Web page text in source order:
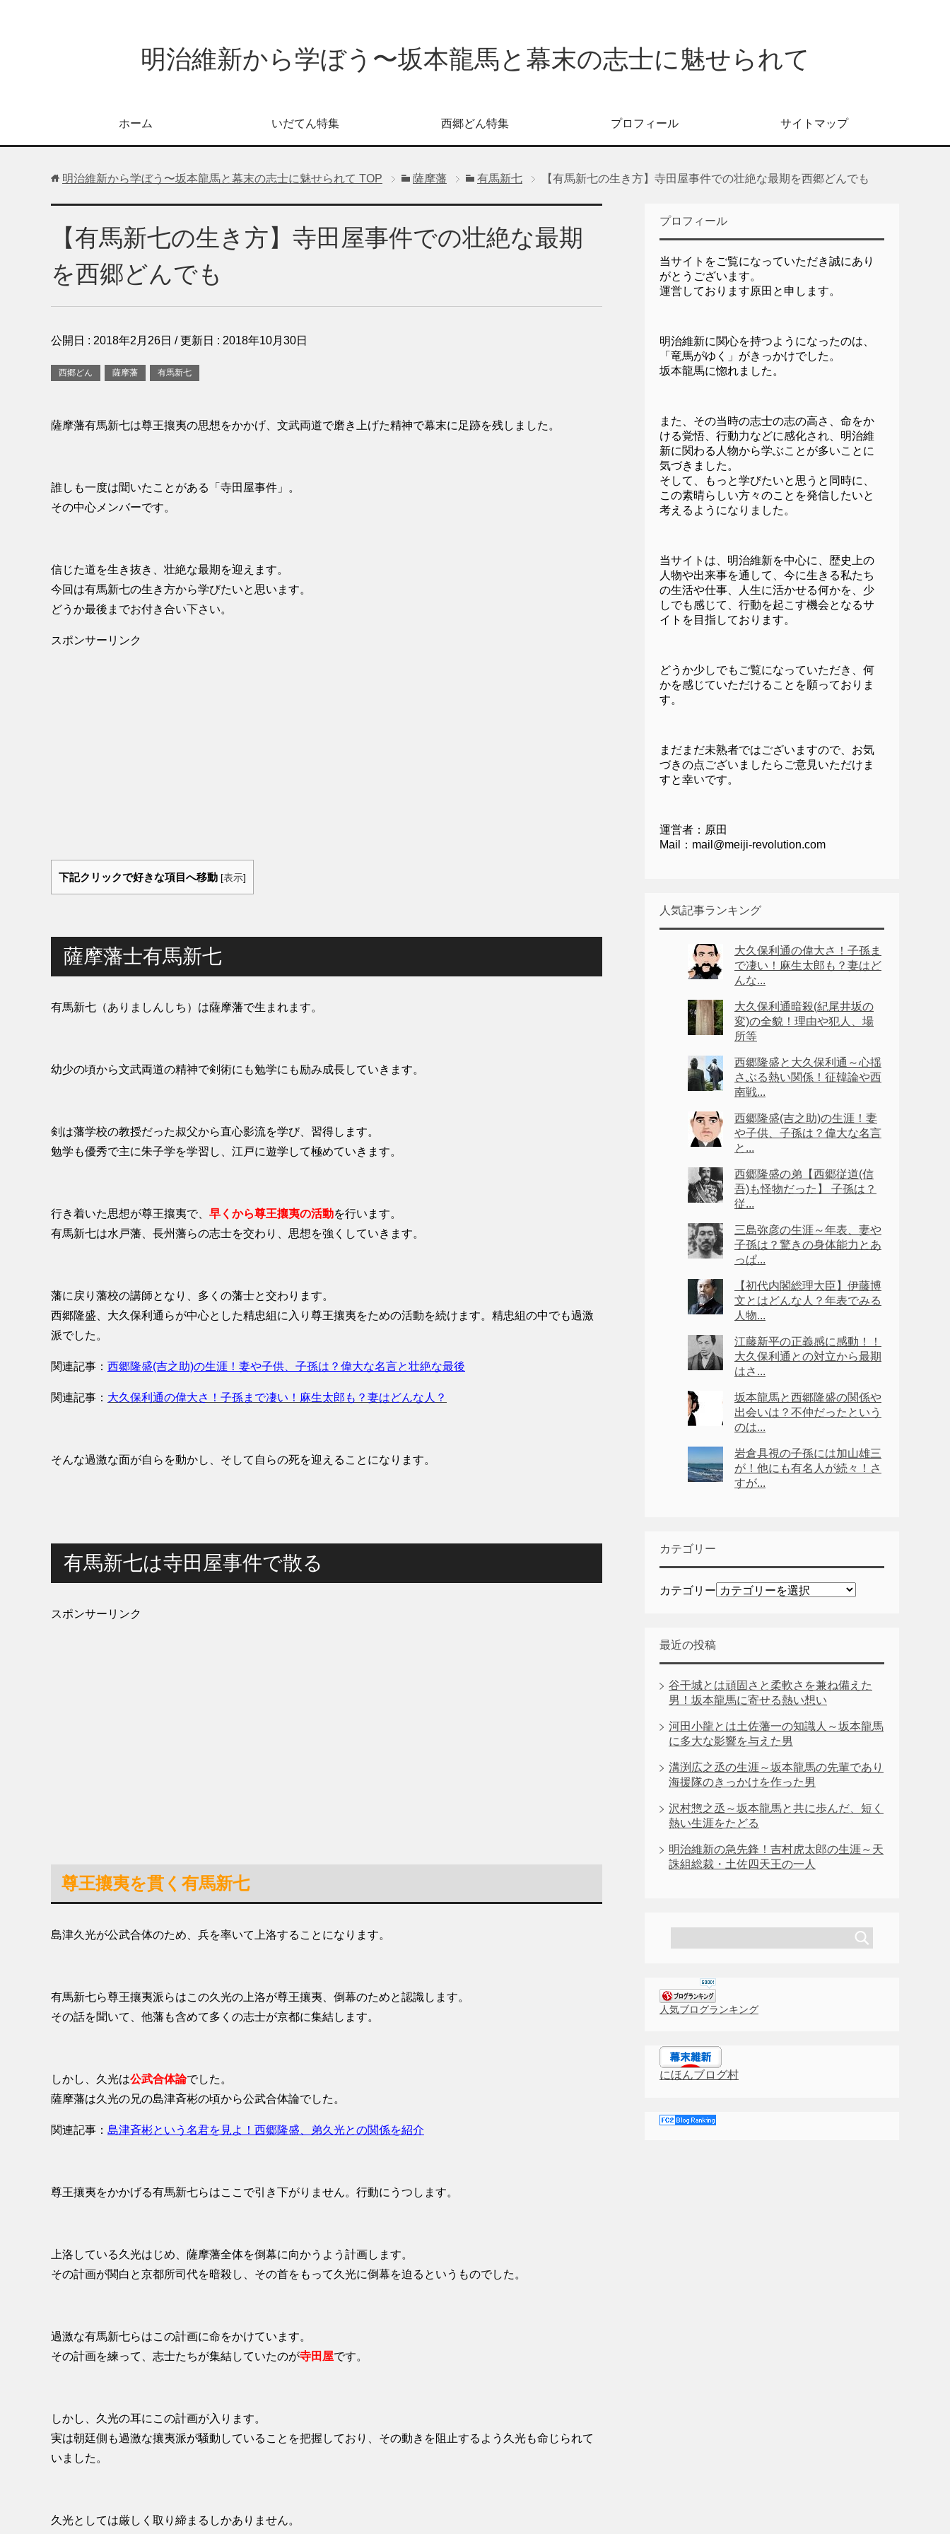
明治維新から学ぼう〜坂本龍馬と幕末の志士に魅せられて
ホーム いだてん特集 西郷どん特集 プロフィール サイトマップ
明治維新から学ぼう〜坂本龍馬と幕末の志士に魅せられて TOP 薩摩藩 有馬新七 【有馬新七の生き方】寺田屋事件での壮絶な最期を西郷どんでも
【有馬新七の生き方】寺田屋事件での壮絶な最期
を西郷どんでも
公開日 : 2018年2月26日 / 更新日 : 2018年10月30日
西郷どん 薩摩藩 有馬新七
薩摩藩有馬新七は尊王攘夷の思想をかかげ、文武両道で磨き上げた精神で幕末に足跡を残しました。
誰しも一度は聞いたことがある「寺田屋事件」。
その中心メンバーです。
信じた道を生き抜き、壮絶な最期を迎えます。
今回は有馬新七の生き方から学びたいと思います。
どうか最後までお付き合い下さい。
スポンサーリンク
下記クリックで好きな項目へ移動 [表示]
薩摩藩士有馬新七
有馬新七（ありましんしち）は薩摩藩で生まれます。
幼少の頃から文武両道の精神で剣術にも勉学にも励み成長していきます。
剣は藩学校の教授だった叔父から直心影流を学び、習得します。
勉学も優秀で主に朱子学を学習し、江戸に遊学して極めていきます。
行き着いた思想が尊王攘夷で、 早くから尊王攘夷の活動を行います。
有馬新七は水戸藩、長州藩らの志士を交わり、思想を強くしていきます。
藩に戻り藩校の講師となり、多くの藩士と交わります。
西郷隆盛、大久保利通らが中心とした精忠組に入り尊王攘夷をための活動を続けます。精忠組の中でも過激
派でした。
関連記事： 西郷隆盛(吉之助)の生涯！妻や子供、子孫は？偉大な名言と壮絶な最後
関連記事： 大久保利通の偉大さ！子孫まで凄い！麻生太郎も？妻はどんな人？
そんな過激な面が自らを動かし、そして自らの死を迎えることになります。
有馬新七は寺田屋事件で散る
スポンサーリンク
尊王攘夷を貫く有馬新七
島津久光が公武合体のため、兵を率いて上洛することになります。
有馬新七ら尊王攘夷派らはこの久光の上洛が尊王攘夷、倒幕のためと認識します。
その話を聞いて、他藩も含めて多くの志士が京都に集結します。
しかし、久光は公武合体論でした。
薩摩藩は久光の兄の島津斉彬の頃から公武合体論でした。
関連記事： 島津斉彬という名君を見よ！西郷隆盛、弟久光との関係を紹介
尊王攘夷をかかげる有馬新七らはここで引き下がりません。行動にうつします。
上洛している久光はじめ、薩摩藩全体を倒幕に向かうよう計画します。
その計画が関白と京都所司代を暗殺し、その首をもって久光に倒幕を迫るというものでした。
過激な有馬新七らはこの計画に命をかけています。
その計画を練って、志士たちが集結していたのが寺田屋です。
しかし、久光の耳にこの計画が入ります。
実は朝廷側も過激な攘夷派が騒動していることを把握しており、その動きを阻止するよう久光も命じられて
いました。
久光としては厳しく取り締まるしかありません。
プロフィール
当サイトをご覧になっていただき誠にあり
がとうございます。
運営しております原田と申します。
明治維新に関心を持つようになったのは、
「竜馬がゆく」がきっかけでした。
坂本龍馬に惚れました。
また、その当時の志士の志の高さ、命をか
ける覚悟、行動力などに感化され、明治維
新に関わる人物から学ぶことが多いことに
気づきました。
そして、もっと学びたいと思うと同時に、
この素晴らしい方々のことを発信したいと
考えるようになりました。
当サイトは、明治維新を中心に、歴史上の
人物や出来事を通して、今に生きる私たち
の生活や仕事、人生に活かせる何かを、少
しでも感じて、行動を起こす機会となるサ
イトを目指しております。
どうか少しでもご覧になっていただき、何
かを感じていただけることを願っておりま
す。
まだまだ未熟者ではございますので、お気
づきの点ございましたらご意見いただけま
すと幸いです。
運営者：原田
Mail：mail@meiji-revolution.com
人気記事ランキング
大久保利通の偉大さ！子孫ま
で凄い！麻生太郎も？妻はど
んな...
大久保利通暗殺(紀尾井坂の
変)の全貌！理由や犯人、場
所等
西郷隆盛と大久保利通～心揺
さぶる熱い関係！征韓論や西
南戦...
西郷隆盛(吉之助)の生涯！妻
や子供、子孫は？偉大な名言
と...
西郷隆盛の弟【西郷従道(信
吾)も怪物だった】 子孫は？
従...
三島弥彦の生涯～年表、妻や
子孫は？驚きの身体能力とあ
っぱ...
【初代内閣総理大臣】伊藤博
文とはどんな人？年表でみる
人物...
江藤新平の正義感に感動！！
大久保利通との対立から最期
はさ...
坂本龍馬と西郷隆盛の関係や
出会いは？不仲だったという
のは...
岩倉具視の子孫には加山雄三
が！他にも有名人が続々！さ
すが...
カテゴリー
カテゴリー
最近の投稿
谷干城とは頑固さと柔軟さを兼ね備えた
男！坂本龍馬に寄せる熱い想い
河田小龍とは土佐藩一の知識人～坂本龍馬
に多大な影響を与えた男
溝渕広之丞の生涯～坂本龍馬の先輩であり
海援隊のきっかけを作った男
沢村惣之丞～坂本龍馬と共に歩んだ、短く
熱い生涯をたどる
明治維新の急先鋒！吉村虎太郎の生涯～天
誅組総裁・土佐四天王の一人
人気ブログランキング
にほんブログ村